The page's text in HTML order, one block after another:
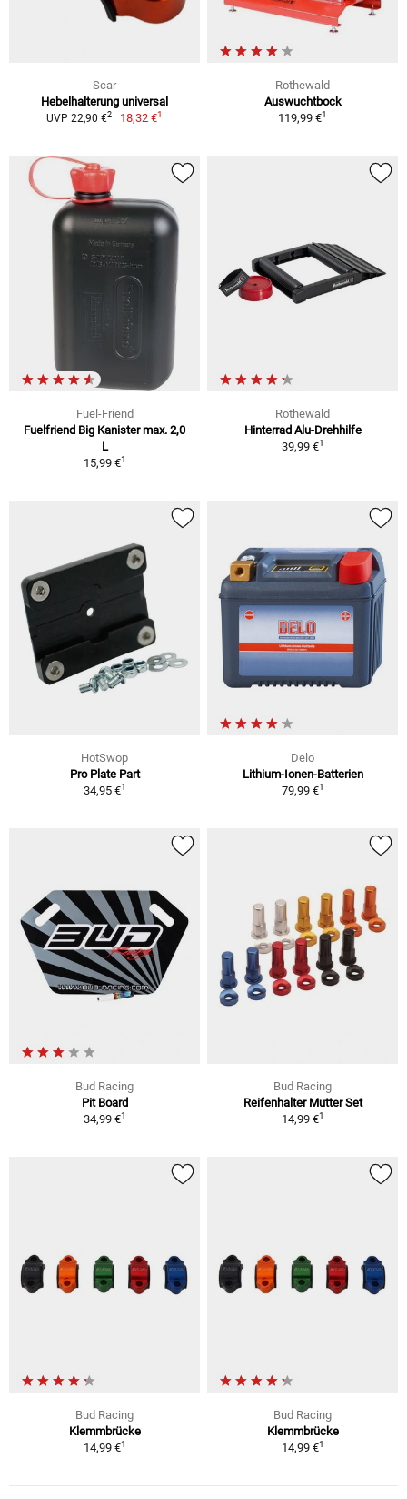
Scar
Hebelhalterung universal
UVP 22,90 €2 18,32 €1
Rothewald
Auswuchtbock
119,99 €1
Fuel-Friend
Fuelfriend Big Kanister max. 2,0
L
15,99 €1
Rothewald
Hinterrad Alu-Drehhilfe
39,99 €1
HotSwop
Pro Plate Part
34,95 €1
Delo
Lithium-Ionen-Batterien
79,99 €1
Bud Racing
Pit Board
34,99 €1
Bud Racing
Reifenhalter Mutter Set
14,99 €1
Bud Racing
Klemmbrücke
14,99 €1
Bud Racing
Klemmbrücke
14,99 €1